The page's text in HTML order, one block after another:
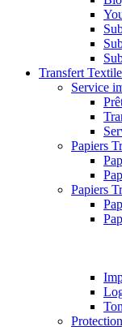
Transfert Textile
Service
Papiers
Papiers